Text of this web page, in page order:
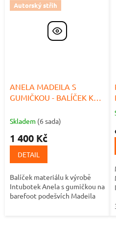
Autorský střih
ANELA MADEILA S
GUMIČKOU - BALÍČEK K
Skladem (6 sada)
1 400 Kč
DETAIL
Balíček materiálu k výrobě
Intubotek Anela s gumičkou na
barefoot podešvích Madeila